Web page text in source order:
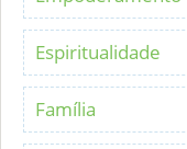
Espiritualidade
Família